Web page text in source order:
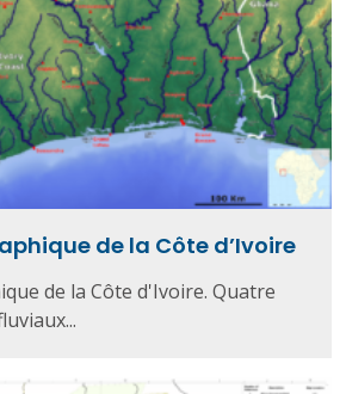
de la Côte d’Ivoire
de la Côte d'Ivoire. Quatre